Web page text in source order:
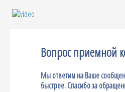
Вопрос приемной
Мы ответим на Ваше
быстрее. Спасибо за